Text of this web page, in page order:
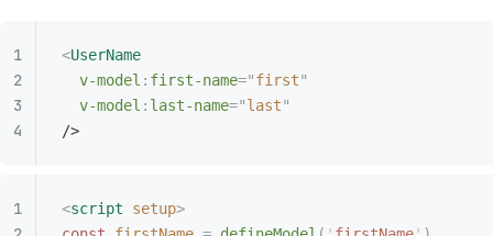
<UserName
  v-model
: first-name="first"
  v-model
: last-name="last"
/>
<script setup>